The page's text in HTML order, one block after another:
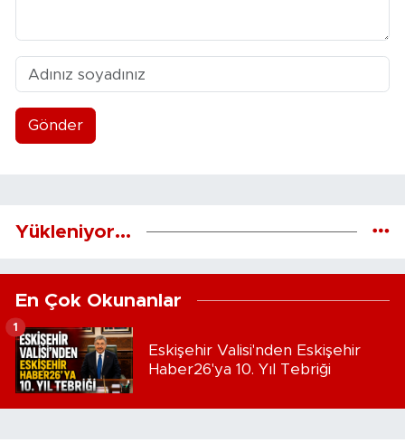
Gönder
Yükleniyor...
En Çok Okunanlar
Eskişehir Valisi'nden Eskişehir
Haber26'ya 10. Yıl Tebriği
1